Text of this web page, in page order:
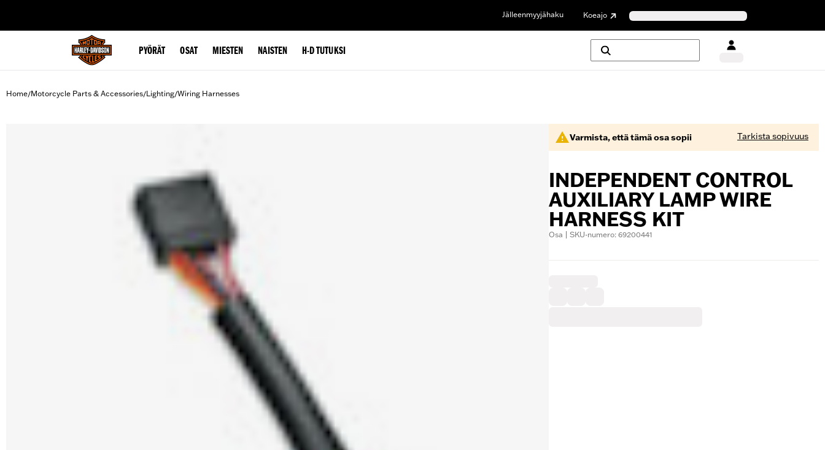
Jälleenmyyjähaku Koeajo
PYÖRÄT OSAT MIESTEN NAISTEN H-D TUTUKSI
Home/Motorcycle Parts & Accessories/Lighting/Wiring Harnesses
Varmista, että tämä osa sopii Tarkista sopivuus
INDEPENDENT CONTROL
AUXILIARY LAMP WIRE
HARNESS KIT
Osa | SKU-numero: 69200441